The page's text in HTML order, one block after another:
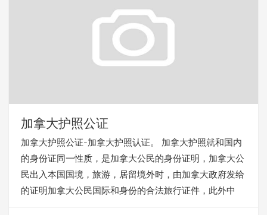
加拿大护照公证
加拿大护照公证-加拿大护照认证。 加拿大护照就和国内
的身份证同一性质，是加拿大公民的身份证明，加拿大公
民出入本国国境，旅游，居留境外时，由加拿大政府发给
的证明加拿大公民国际和身份的合法旅行证件，此外中